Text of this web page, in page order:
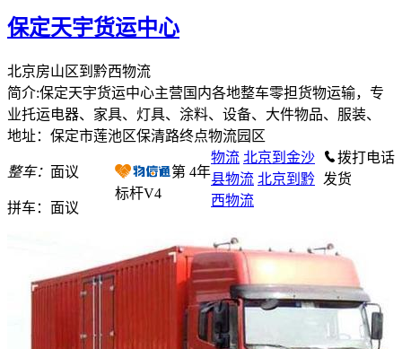
保定天宇货运中心
北京房山区到黔西物流
简介:保定天宇货运中心主营国内各地整车零担货物运输，专
业托运电器、家具、灯具、涂料、设备、大件物品、服装、
地址：保定市莲池区保清路终点物流园区
整车： 面议
拼车： 面议
第 4年
标杆V4
拨打电话
发货
物流 北京到金沙
县物流 北京到黔
西物流